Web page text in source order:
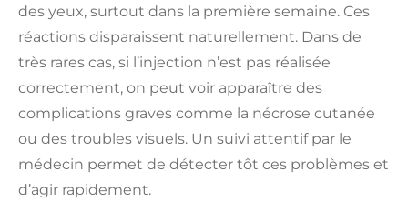
des yeux, surtout dans la première semaine. Ces
réactions disparaissent naturellement. Dans de
très rares cas, si l’injection n’est pas réalisée
correctement, on peut voir apparaître des
complications graves comme la nécrose cutanée
ou des troubles visuels. Un suivi attentif par le
médecin permet de détecter tôt ces problèmes et
d’agir rapidement.